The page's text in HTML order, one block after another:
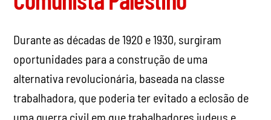
Durante as décadas de 1920 e 1930, surgiram
oportunidades para a construção de uma
alternativa revolucionária, baseada na classe
trabalhadora, que poderia ter evitado a eclosão de
uma guerra civil em que trabalhadores judeus e